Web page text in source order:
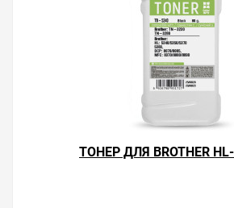
Решили купить картридж Brother HL-
оформите заказ на этой странице
онлайн-консультанту. Мы ответим
ТОНЕР ДЛЯ BROTHER